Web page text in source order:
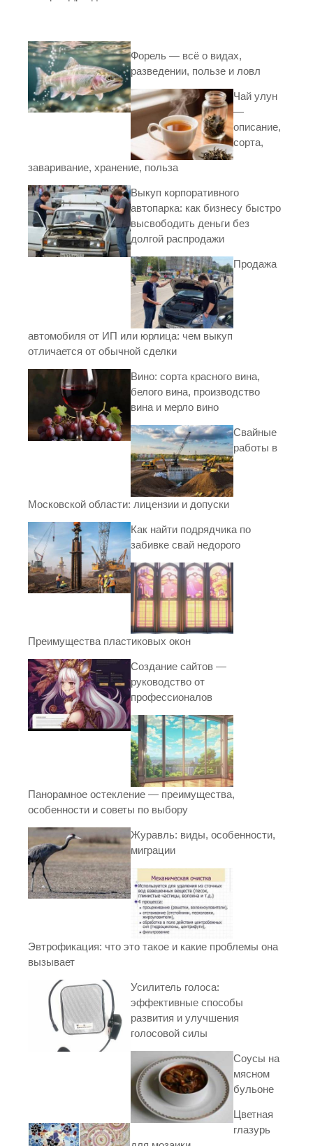
Форель — всё о видах,
разведении, пользе и ловл
Чай улун
—
описание,
сорта,
заваривание, хранение, польза
Выкуп корпоративного
автопарка: как бизнесу быстро
высвободить деньги без
долгой распродажи
Продажа
автомобиля от ИП или юрлица: чем выкуп
отличается от обычной сделки
Вино: сорта красного вина,
белого вина, производство
вина и мерло вино
Свайные
работы в
Московской области: лицензии и допуски
Как найти подрядчика по
забивке свай недорого
Преимущества пластиковых окон
Создание сайтов —
руководство от
профессионалов
Панорамное остекление — преимущества,
особенности и советы по выбору
Журавль: виды, особенности,
миграции
Эвтрофикация: что это такое и какие проблемы она
вызывает
Усилитель голоса:
эффективные способы
развития и улучшения
голосовой силы
Соусы на
мясном
бульоне
Цветная
глазурь